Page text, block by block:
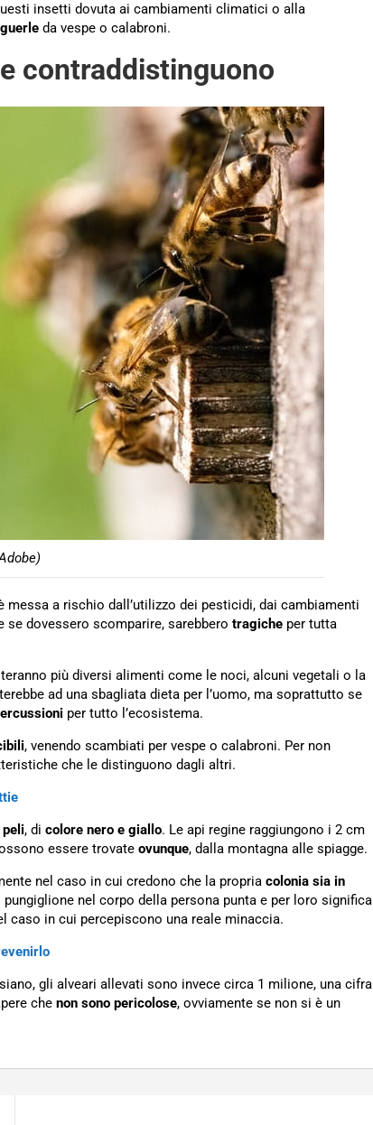
insetti dovuta ai cambiamenti climatici o alla
da vespe o calabroni.
contraddistinguono
a rischio dall’utilizzo dei pesticidi, dai cambiamenti
dovessero scomparire, sarebbero tragiche per tutta
più diversi alimenti come le noci, alcuni vegetali o la
ad una sbagliata dieta per l’uomo, ma soprattutto se
per tutto l’ecosistema.
, venendo scambiati per vespe o calabroni. Per non
che le distinguono dagli altri.
peli, di colore nero e giallo. Le api regine raggiungono i 2 cm
essere trovate ovunque, dalla montagna alle spiagge.
nel caso in cui credono che la propria colonia sia in
nel corpo della persona punta e per loro significa
caso in cui percepiscono una reale minaccia.
gli alveari allevati sono invece circa 1 milione, una cifra
che non sono pericolose, ovviamente se non si è un